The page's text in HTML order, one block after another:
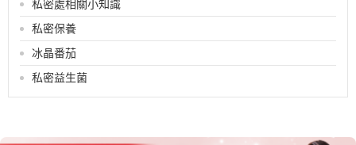
私密處相關小知識
私密保養
冰晶番茄
私密益生菌